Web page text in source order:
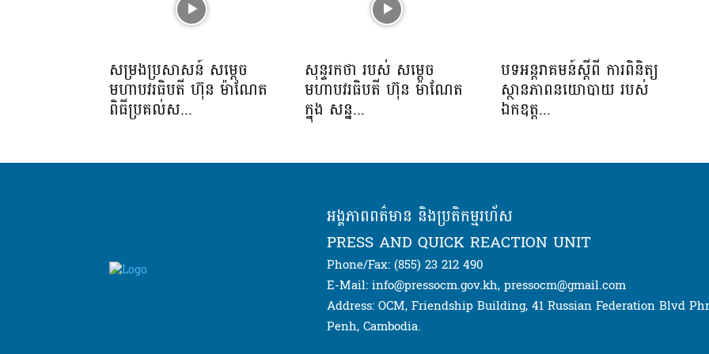
សម្រងប្រសាសន៍ សម្ដេច
មហាបវរធិបតី ហ៊ុន ម៉ាណែត
ពិធីប្រគល់ស...
សុន្ទរកថា របស់ សម្ដេច
មហាបវរធិបតី ហ៊ុន ម៉ាណែត
ក្នុង សន្ន...
បទអន្តរាគមន៍ស្តីពី ការពិនិត្យ
ស្ថានភាពនយោបាយ របស់
ឯកឧត្ត...
អង្គភាពពត៌មាន និងប្រតិកម្មរហ័ស
PRESS AND QUICK REACTION UNIT
Phone/Fax: (855) 23 212 490
E-Mail: info@pressocm.gov.kh, pressocm@gmail.com
Address: OCM, Friendship Building, 41 Russian Federation Blvd
Penh, Cambodia.